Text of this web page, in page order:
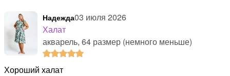
Надежда03 июля 2026
Халат
акварель, 64 размер (немного меньше)
хороший халат